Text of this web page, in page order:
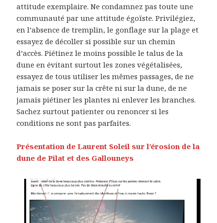
attitude exemplaire. Ne condamnez pas toute une
communauté par une attitude égoïste. Privilégiez,
en l’absence de tremplin, le gonflage sur la plage et
essayez de décoller si possible sur un chemin
d’accès. Piétinez le moins possible le talus de la
dune en évitant surtout les zones végétalisées,
essayez de tous utiliser les mêmes passages, de ne
jamais se poser sur la crête ni sur la dune, de ne
jamais piétiner les plantes ni enlever les branches.
Sachez surtout patienter ou renoncer si les
conditions ne sont pas parfaites.
Présentation de Laurent Soleil sur l’érosion de la
dune de Pilat et des Gallouneys